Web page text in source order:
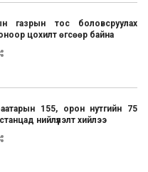
газрын тос боловсруулах
цохилт өгсөөр байна
155, орон нутгийн 75
нийлүүлэлт хийлээ